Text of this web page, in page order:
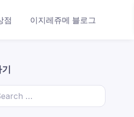
점 이지레쥬메 블로그